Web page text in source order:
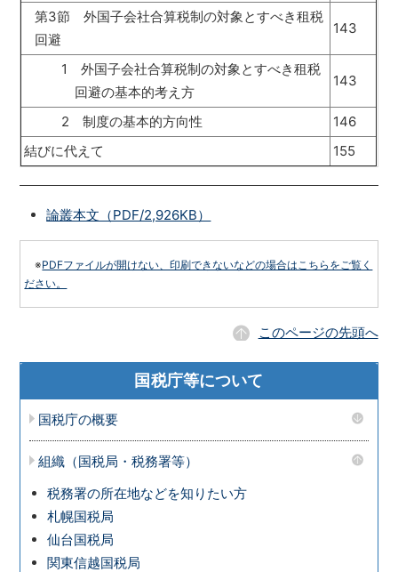
第3節 外国子会社合算税制の対象とすべき租税
回避
143
1 外国子会社合算税制の対象とすべき租税
回避の基本的考え方
143
2 制度の基本的方向性
146
結びに代えて
155
論叢本文（PDF/2,926KB）
※PDFファイルが開けない、印刷できないなどの場合はこちらをご覧く
ださい。
このページの先頭へ
国税庁等について
国税庁の概要
組織（国税局・税務署等）
税務署の所在地などを知りたい方
札幌国税局
仙台国税局
関東信越国税局